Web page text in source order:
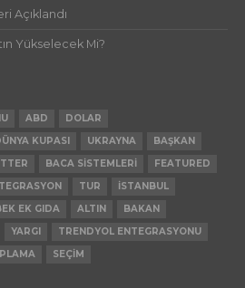
Açıklandı
Yükselecek Mi?
ABD
DOLAR
KUPASI UKRAYNA
BAŞKAN
BACA SISTEMLERI
FEATURED
TUR
İSTANBUL
EK GIDA ALTIN
BAKAN
YARGI
TRENDYOL ENTEGRASYONU
SEÇIM